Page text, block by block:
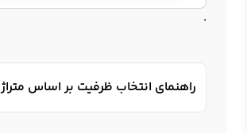
.
راهنمای انتخاب ظرفیت بر اساس متراژ